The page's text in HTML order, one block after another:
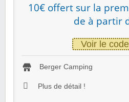
10€ offert sur la
de à partir
Voir le code
Berger Camping
Plus de détail !